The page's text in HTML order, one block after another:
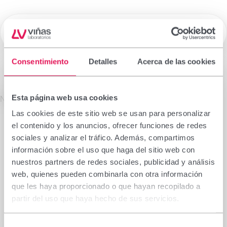
Consentimiento Detalles Acerca de las cookies
Esta página web usa cookies
Las cookies de este sitio web se usan para personalizar
el contenido y los anuncios, ofrecer funciones de redes
sociales y analizar el tráfico. Además, compartimos
información sobre el uso que haga del sitio web con
nuestros partners de redes sociales, publicidad y análisis
web, quienes pueden combinarla con otra información
que les haya proporcionado o que hayan recopilado a
partir del uso que haya hecho de sus servicios.
Laboratorios Viñas ☰
No se encontró el producto solicitado.
Medicamentos de Prescripción
La información que figura en esta sección está
dirigida exclusivamente a profesionales sanitarios
facultados para prescribir o dispensar
medicamentos, por lo que requiere una formación
especializada para su correcta interpretación. En
caso de no pertenecer a este colectivo, le rogamos
se abstenga de continuar.
Declaro que soy profesional sanitario con
capacidad de prescripción o dispensación en